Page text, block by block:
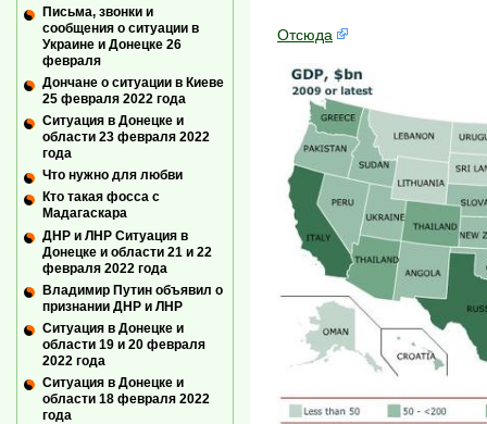
Отсюда
Письма, звонки и
сообщения о ситуации в
Украине и Донецке 26
февраля
Дончане о ситуации в Киеве
25 февраля 2022 года
Ситуация в Донецке и
области 23 февраля 2022
года
Что нужно для любви
Кто такая фосса с
Мадагаскара
ДНР и ЛНР Ситуация в
Донецке и области 21 и 22
февраля 2022 года
Владимир Путин объявил о
признании ДНР и ЛНР
Ситуация в Донецке и
области 19 и 20 февраля
2022 года
Ситуация в Донецке и
области 18 февраля 2022
года